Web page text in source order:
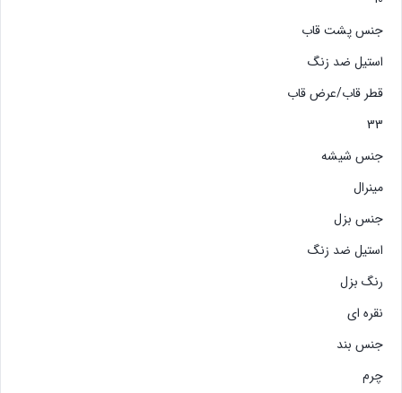
جنس پشت قاب
استیل ضد زنگ
قطر قاب/عرض قاب
33
جنس شیشه
مینرال
جنس بزل
استیل ضد زنگ
رنگ بزل
نقره ای
جنس بند
چرم